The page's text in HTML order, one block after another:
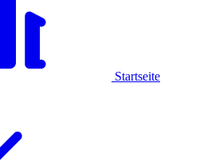
Startseite